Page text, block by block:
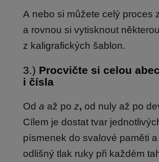
A nebo si můžete celý proces
a rovnou si vytisknout některou
z kaligrafických šablon.
3.) Procvičte si celou
i čísla
Od a až po z, od nuly až po
Cílem je dostat tvar
písmenek do svalové paměti
odlišný tlak ruky při každém